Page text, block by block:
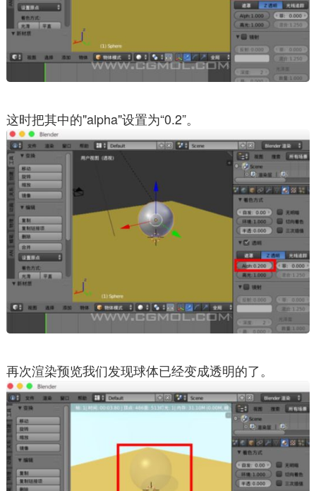
这时把其中的"alpha"设置为“0.2”。
再次渲染预览我们发现球体已经变成透明的了。